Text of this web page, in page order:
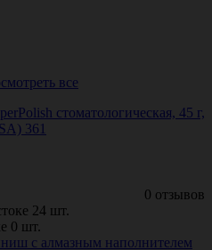
все
стоматологическая, 45 г,
361
0 отзывов
24 шт.
0 шт.
с алмазным наполнителем